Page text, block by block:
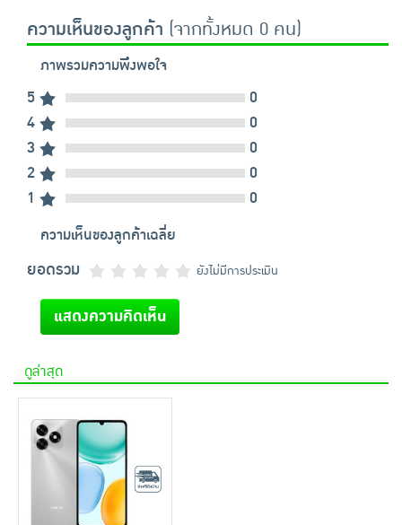
ความเห็นของลูกค้า (จากทั้งหมด 0 คน)
ภาพรวมความพึงพอใจ
5
0
4
0
3
0
2
0
1
0
ความเห็นของลูกค้าเฉลี่ย
ยอดรวม ยังไม่มีการประเมิน
แสดงความคิดเห็น
ดูล่าสุด